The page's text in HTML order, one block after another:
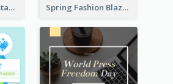
Esport Recruit Instagram Post Spring Fashion Blazer Instagram Post